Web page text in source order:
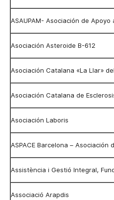
ASAUPAM- Asociación de
Asociación Asteroide B-612
Asociación Catalana «La Llar»
Asociación Catalana de
Asociación Laboris
ASPACE Barcelona – Asociación
Assistència i Gestió Integral,
Associació Arapdis